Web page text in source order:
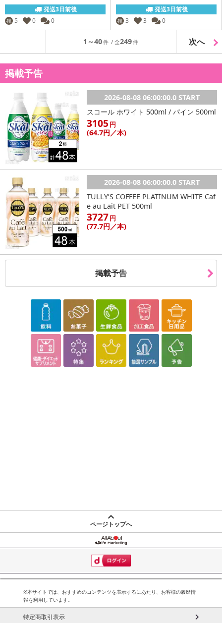
発送3日前後
残 5 0 0
発送3日前後
残 3 3 0
1～40 249 次へ
掲載予告
2026-08-08 06:00:00.0 START
スコール ホワイト 500ml / パイン 500ml
3105 円
(64.7円／本)
2026-08-08 06:00:00.0 START
TULLY’S COFFEE PLATINUM WHITE Caf
e au Lait PET 500ml
3727円
(77.7円／本)
掲載予告
ページトップへ
※本サイトでは、おすすめのコンテンツを表示するにあたり、お客様の履歴情
報を利用しています。
特定商取引表示